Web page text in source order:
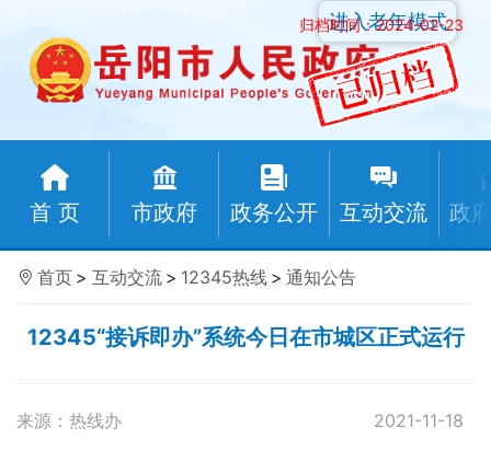
归档时间：2024-02-23
首 页 市政府 政务公开 互动交流 政
进入老年模式
首页 > 互动交流 > 12345热线 > 通知公告
12345“接诉即办”系统今日在市城区正式运行
来源：热线办 2021-11-18